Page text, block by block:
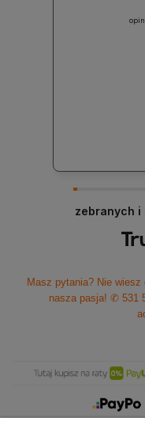
zebranych
Masz pytania? Nie
nasza pasja! ✆ 531